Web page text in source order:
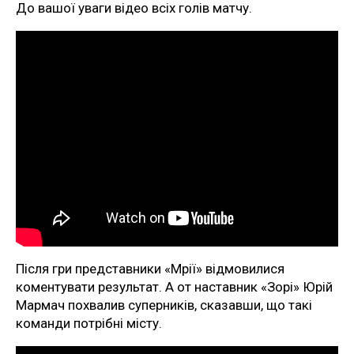
До вашої уваги відео всіх голів матчу.
Після гри представники «Мрії» відмовилися
коментувати результат. А от наставник «Зорі» Юрій
Мармач похвалив суперників, сказавши, що такі
команди потрібні місту.